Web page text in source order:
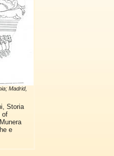
Madrid,
Storia
of
e